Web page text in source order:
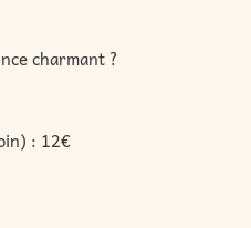
charmant ?
: 12€